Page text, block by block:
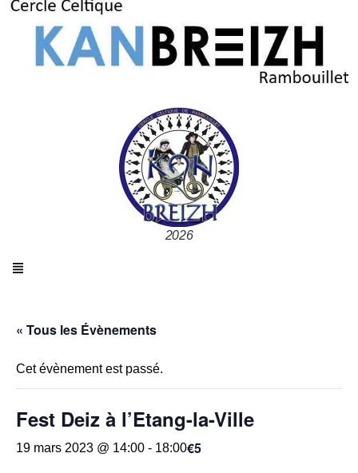
2026
« Tous les Évènements
Cet évènement est passé.
Fest Deiz à l’Etang-la-Ville
19 mars 2023 @ 14:00 - 18:00€5